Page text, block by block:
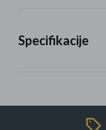
Specifikacije